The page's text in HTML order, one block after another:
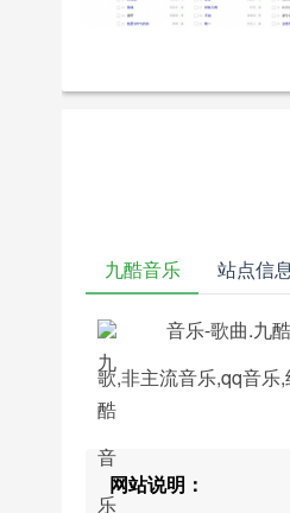
九酷音乐 站点信
音乐-歌曲.九
歌,非主流音乐,qq音乐
网站说明：